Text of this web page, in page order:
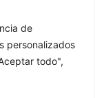
de
personalizados
todo",